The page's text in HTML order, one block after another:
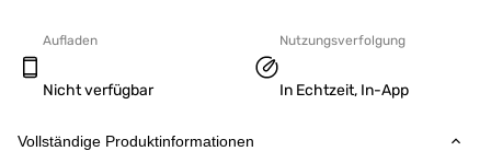
Aufladen
Nicht verfügbar
Nutzungsverfolgung
In Echtzeit, In-App
Vollständige Produktinformationen